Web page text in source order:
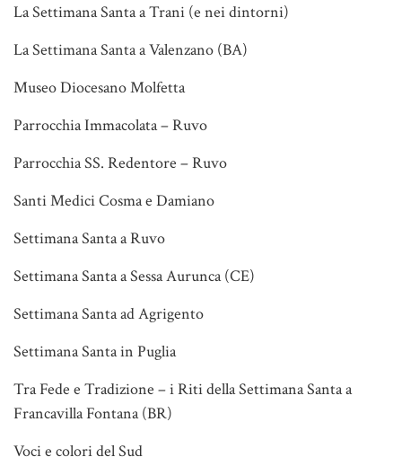
La Settimana Santa a Trani (e nei dintorni)
La Settimana Santa a Valenzano (BA)
Museo Diocesano Molfetta
Parrocchia Immacolata – Ruvo
Parrocchia SS. Redentore – Ruvo
Santi Medici Cosma e Damiano
Settimana Santa a Ruvo
Settimana Santa a Sessa Aurunca (CE)
Settimana Santa ad Agrigento
Settimana Santa in Puglia
Tra Fede e Tradizione – i Riti della Settimana Santa a
Francavilla Fontana (BR)
Voci e colori del Sud